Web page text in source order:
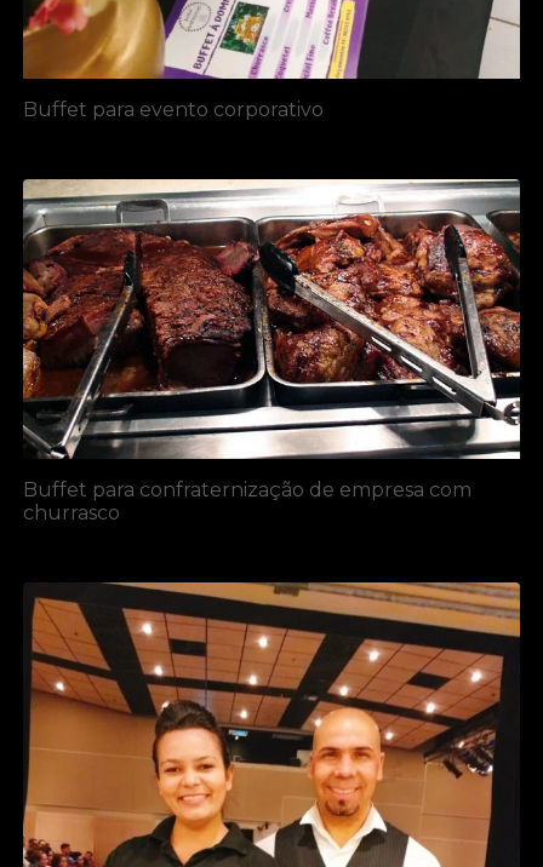
Buffet para evento corporativo
Buffet para confraternização de empresa com
churrasco